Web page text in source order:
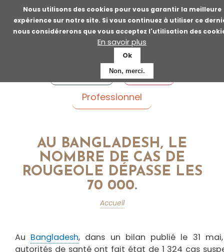
Nous utilisons des cookies pour vous garantir la meilleure
expérience sur notre site. Si vous continuez à utiliser ce
nous considérerons que vous acceptez l'utilisation des
En savoir plus
Ok
Non, merci.
Aller
au
contenu
principal
Patient
Professionnel
AU BANGLADESH, LE
NOMBRE DE CAS DE
ROUGEOLE DÉPASSE LES
70 000.
d'Ariane
Accueil
Au Bangladesh, dans un bilan publié le 31
autorités de santé ont fait état de 1 324 cas